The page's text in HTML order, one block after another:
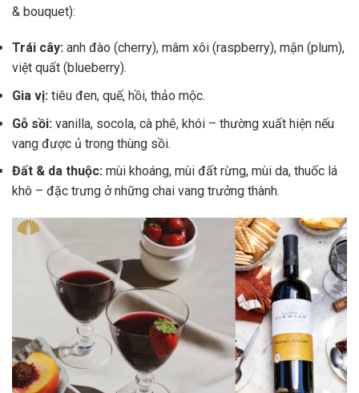
& bouquet):
Trái cây: anh đào (cherry), mâm xôi (raspberry), mận (plum),
việt quất (blueberry).
Gia vị: tiêu đen, quế, hồi, thảo mộc.
Gỗ sồi: vanilla, socola, cà phê, khói – thường xuất hiện nếu
vang được ủ trong thùng sồi.
Đất & da thuộc: mùi khoáng, mùi đất rừng, mùi da, thuốc lá
khô – đặc trưng ở những chai vang trưởng thành.